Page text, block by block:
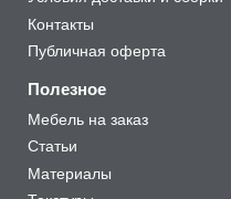
Контакты
Публичная оферта
Полезное
Мебель на заказ
Статьи
Материалы